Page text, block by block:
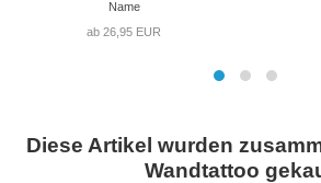
Name
ab 26,95 EUR
Diese Artikel wurden
Wandtattoo